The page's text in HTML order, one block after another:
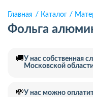
Главная Каталог
Фольга
🚚У нас собственная
Московской
💸У нас можно